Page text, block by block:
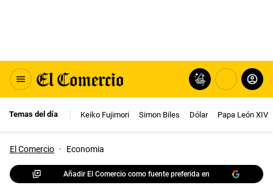
Temas del día Keiko Fujimori Simon Biles Dólar Papa León XIV
El Comercio · Economia
Añadir El Comercio como fuente preferida en